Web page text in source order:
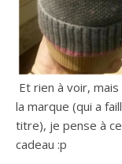
Et rien à voir,
la marque (qui a
titre), je pense à
cadeau :p